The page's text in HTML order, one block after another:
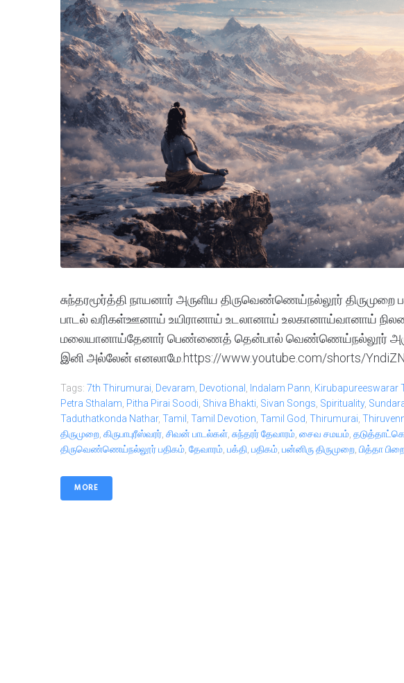
சுந்தரமூர்த்தி நாயனார் அருளிய திருவெண்ணெய்நல்லூர்
பாடல் வரிகள்ஊனாய் உயிரானாய் உடலானாய் உலகானாய்வானாய்
மலையானாய்தேனார் பெண்ணைத் தென்பால் வெண்ணெய்நல்லூர்
இனி அல்லேன் எனலாமே.https://www.youtube.com/shorts/
Tags: 7th Thirumurai Devaram Devotional Indalam Pann Kirubapureeswarar
Petra Sthalam Pitha Pirai Soodi Shiva Bhakti Sivan Songs Spirituality,
Taduthatkonda Nathar, Tamil Tamil Devotion Tamil God Thirumurai
திருமுறை கிருபாபுரீஸ்வரர் சிவன் பாடல்கள் சுந்தரர் தேவாரம் சைவ சமயம்
திருவெண்ணெய்நல்லூர் பதிகம் தேவாரம் பக்தி பதிகம் பன்னிரு திருமுறை பித்தா
MORE